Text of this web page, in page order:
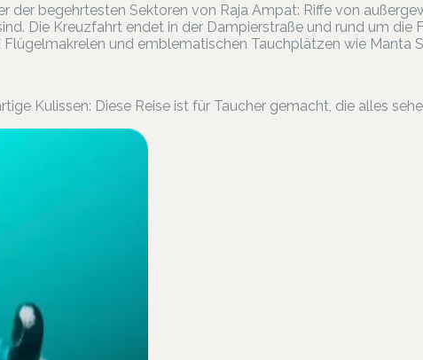
der begehrtesten Sektoren von Raja Ampat: Riffe von
Die Kreuzfahrt endet in der Dampierstraße und rund um
und emblematischen Tauchplätzen wie Manta
Kulissen: Diese Reise ist für Taucher gemacht, die alles